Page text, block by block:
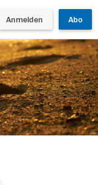
Anmelden Abo